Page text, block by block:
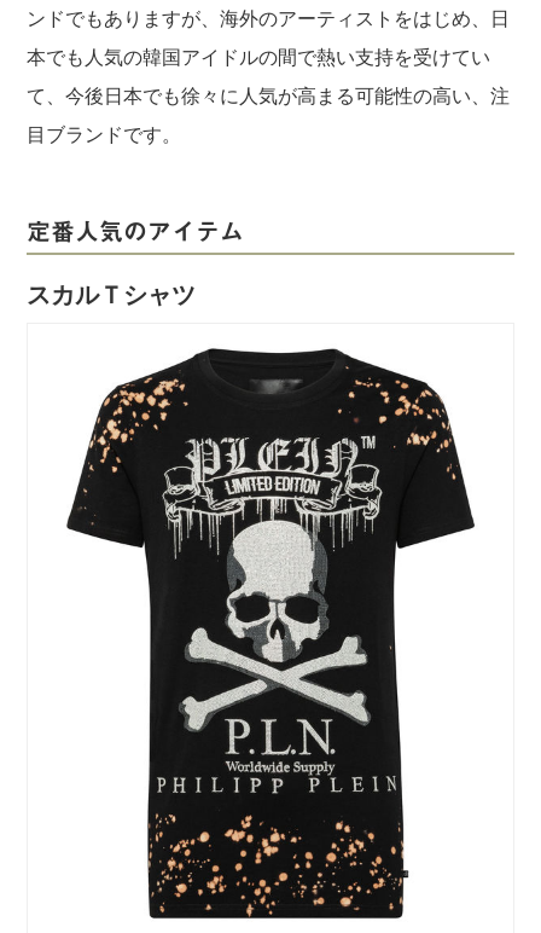
ンドでもありますが、海外のアーティストをはじめ、日
本でも人気の韓国アイドルの間で熱い支持を受けてい
て、今後日本でも徐々に人気が高まる可能性の高い、注
目ブランドです。
定番人気のアイテム
スカルＴシャツ